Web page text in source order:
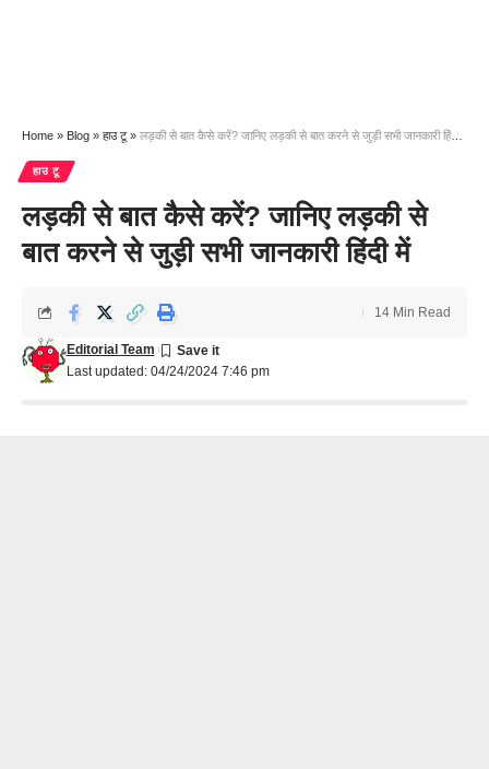
Home » Blog » हाउ टू» लड़की से बात कैसे करें? जानिए लड़की से बात करने से जुड़ी सभी जानकारी हिंदी में
हाउ टू
लड़की से बात कैसे करें? जानिए लड़की से
बात करने से जुड़ी सभी जानकारी हिंदी में
Last updated: 04/24/2024 7:46 pm
Editorial Team
14 Min Read